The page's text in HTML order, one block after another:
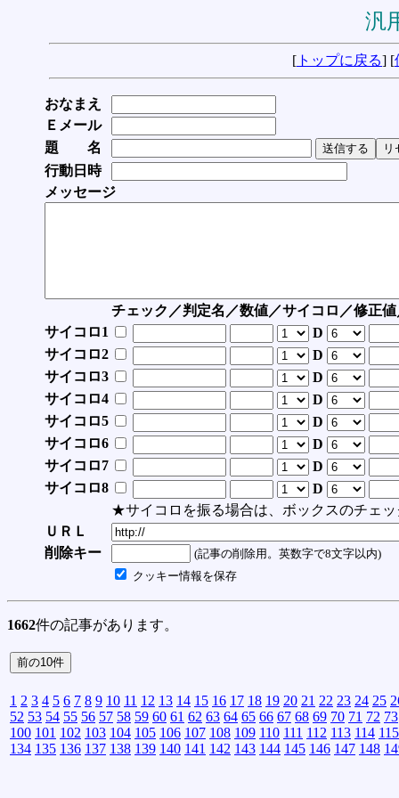
汎
[ トップに戻る] [
おなまえ
Ｅメール
題 名
行動日時
メッセージ
チェック／判定名／数値／サイコロ／修正
サイコロ1
D
サイコロ2
D
サイコロ3
D
サイコロ4
D
サイコロ5
D
サイコロ6
D
サイコロ7
D
サイコロ8
D
★サイコロを振る場合は、ボックスのチェッ
ＵＲＬ
削除キー
(記事の削除用。英数字で8文字以内)
クッキー情報を保存
1662件の記事があります。
1 2 3 4 5 6 7 8 9 10 11 12 13 14 15 16 17 18 19 20 21 22 23 24 25
52 53 54 55 56 57 58 59 60 61 62 63 64 65 66 67 68 69 70 71 72 73
100 101 102 103 104 105 106 107 108 109 110 111 112 113 114 115
134 135 136 137 138 139 140 141 142 143 144 145 146 147 148